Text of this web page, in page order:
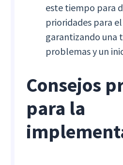
este tiempo para
prioridades para
garantizando una
problemas y un
Consejos
para la